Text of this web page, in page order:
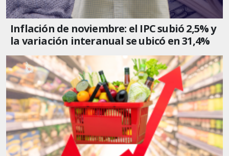
Inflación de noviembre: el IPC subió 2,5% y
la variación interanual se ubicó en 31,4%